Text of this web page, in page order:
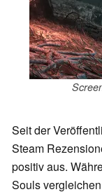
Seit der
Steam
positiv aus.
Souls